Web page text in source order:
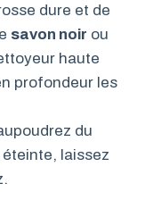
dure et de
savon noir ou
haute
profondeur les
du
laissez